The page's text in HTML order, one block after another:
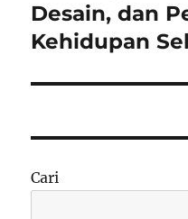
post:
Desain, dan
Kehidupan
Cari